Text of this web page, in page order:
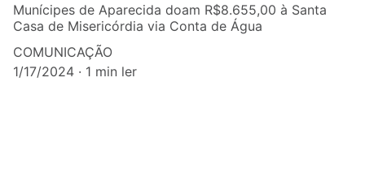
Munícipes de Aparecida doam R$8.655,00 à Santa
Casa de Misericórdia via Conta de Água
COMUNICAÇÃO
1/17/2024
1 min ler